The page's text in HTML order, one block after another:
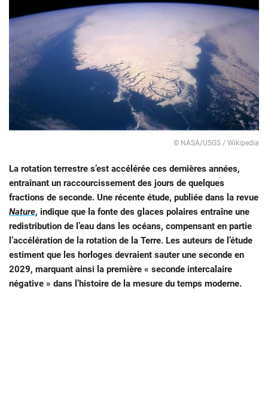
© NASA/USGS / Wikipedia
La rotation terrestre s’est accélérée ces dernières années,
entraînant un raccourcissement des jours de quelques
fractions de seconde. Une récente étude, publiée dans la revue
Nature, indique que la fonte des glaces polaires entraîne une
redistribution de l’eau dans les océans, compensant en partie
l’accélération de la rotation de la Terre. Les auteurs de l’étude
estiment que les horloges devraient sauter une seconde en
2029, marquant ainsi la première « seconde intercalaire
négative » dans l’histoire de la mesure du temps moderne.